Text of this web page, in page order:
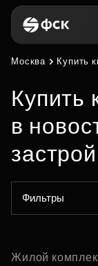
Москва Купить
Купить
в
Фильтры
Жилой